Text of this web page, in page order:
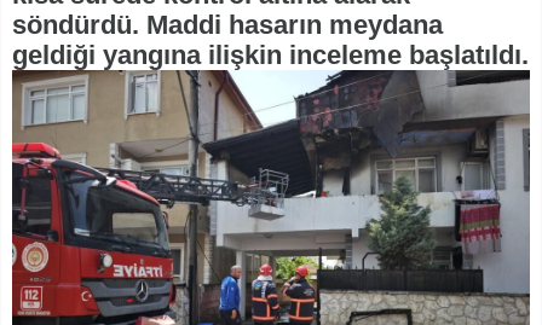
söndürdü. Maddi hasarın meydana
geldiği yangına ilişkin inceleme başlatıldı.